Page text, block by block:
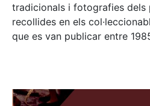
tradicionals i fotografies dels
recollides en els
que es van publicar entre